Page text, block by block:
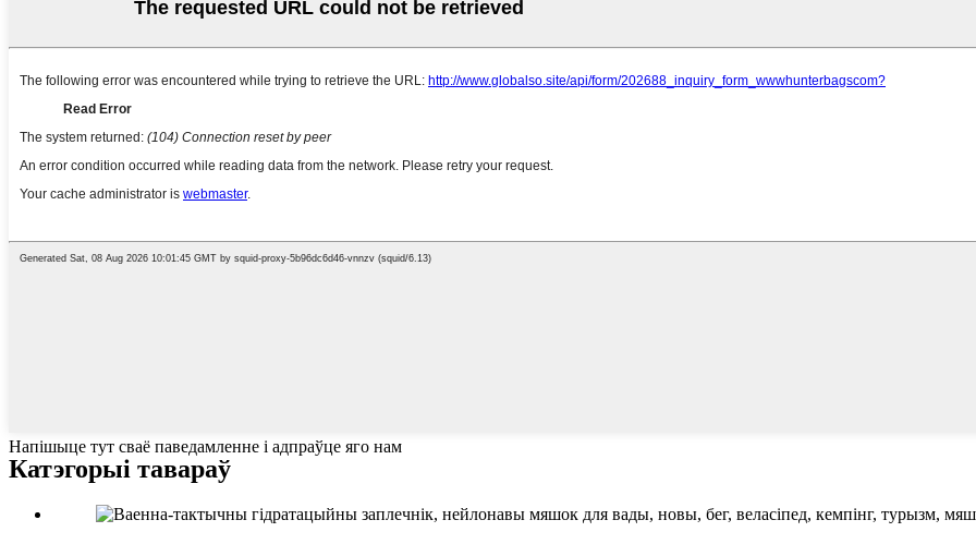
Напішыце тут сваё паведамленне і адпраўце яго нам
Катэгорыі тавараў